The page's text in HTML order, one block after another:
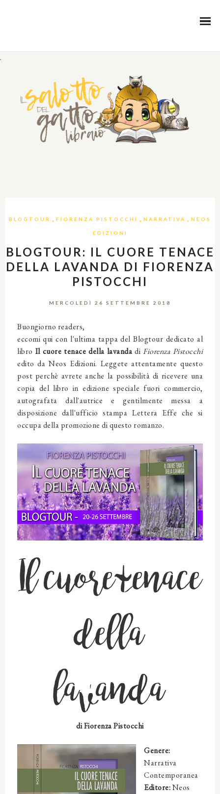
.
BLOGTOUR , FIORENZA PISTOCCHI , NARRATIVA , NEOS
EDIZIONI
BLOGTOUR: IL CUORE TENACE
DELLA LAVANDA DI FIORENZA
PISTOCCHI
MERCOLEDÌ 26 SETTEMBRE 2018
Buongiorno readers,
eccomi qui con l'ultima tappa del Blogtour dedicato al
libro Il cuore tenace della lavanda diFiorenza Pistocchi
edito da Neos Edizioni. Leggete attentamente questo
post perchè avrete anche la possibilità di ricevere una
copia del libro in edizione speciale fuori commercio,
autografata dall'autrice e gentilmente messa a
disposizione dall'ufficio stampa Lettera Effe che si
occupa della promozione di questo romanzo.
Il cuore tenace
della
lavanda
di Fiorenza Pistocchi
Genere:
Narrativa
Contemporanea
Editore:Neos